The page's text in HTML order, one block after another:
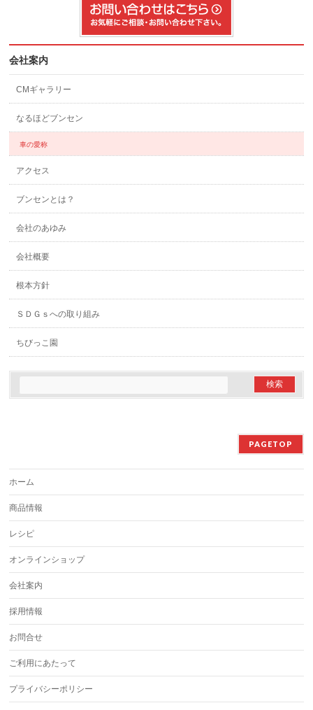
会社案内
CMギャラリー
なるほどブンセン
車の愛称
アクセス
ブンセンとは？
会社のあゆみ
会社概要
根本方針
ＳＤＧｓへの取り組み
ちびっこ園
PAGETOP
ホーム
商品情報
レシピ
オンラインショップ
会社案内
採用情報
お問合せ
ご利用にあたって
プライバシーポリシー